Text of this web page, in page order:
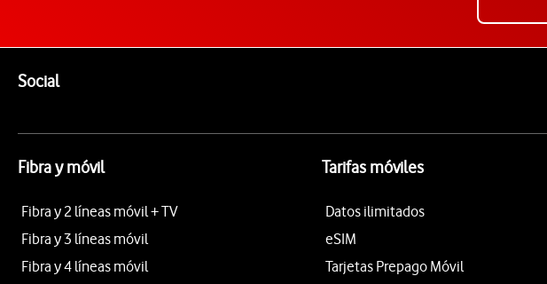
SocialEnlaces a las redes sociales de Vodafone
Fibra y móvil
Fibra y 2 líneas móvil + TV
Fibra y 3 líneas móvil
Fibra y 4 líneas móvil
Tarifas móviles
Datos ilimitados
eSIM
Tarjetas Prepago Móvil